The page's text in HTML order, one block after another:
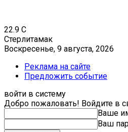
22.9 C
Стерлитамак
Воскресенье, 9 августа, 2026
Реклама на сайте
Предложить событие
войти в систему
Добро пожаловать! Войдите в
Ваше
Ваш